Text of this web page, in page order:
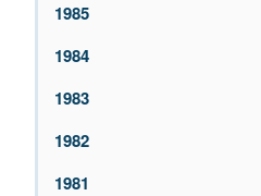
1985
1984
1983
1982
1981